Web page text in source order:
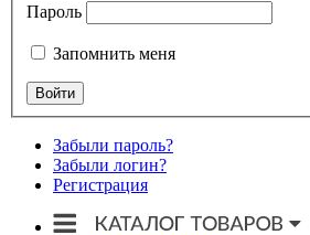
Пароль
Запомнить меня
Забыли пароль?
Забыли логин?
Регистрация